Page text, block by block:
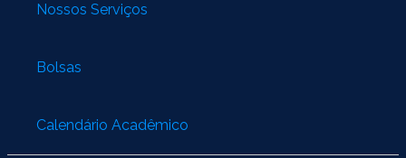
Nossos Serviços
Bolsas
Calendário Acadêmico